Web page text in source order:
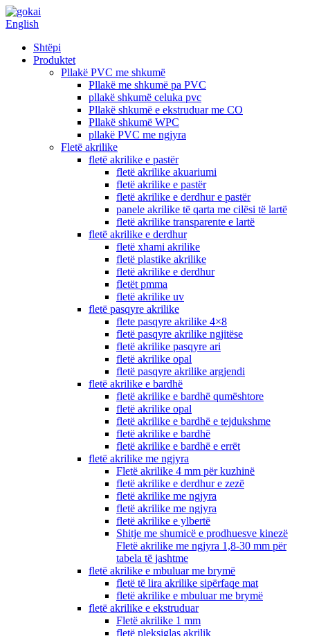
English
Shtëpi
Produktet
Pllakë PVC me shkumë
Pllakë me shkumë pa PVC
pllakë shkumë celuka pvc
Pllakë shkumë e ekstruduar me CO
Pllakë shkumë WPC
pllakë PVC me ngjyra
Fletë akrilike
fletë akrilike e pastër
fletë akrilike akuariumi
fletë akrilike e pastër
fletë akrilike e derdhur e pastër
panele akrilike të qarta me cilësi të lartë
fletë akrilike transparente e lartë
fletë akrilike e derdhur
fletë xhami akrilike
fletë plastike akrilike
fletë akrilike e derdhur
fletët pmma
fletë akrilike uv
fletë pasqyre akrilike
flete pasqyre akrilike 4×8
fletë pasqyre akrilike ngjitëse
fletë akrilike pasqyre ari
fletë akrilike opal
fletë pasqyre akrilike argjendi
fletë akrilike e bardhë
fletë akrilike e bardhë qumështore
fletë akrilike opal
fletë akrilike e bardhë e tejdukshme
fletë akrilike e bardhë
fletë akrilike e bardhë e errët
fletë akrilike me ngjyra
Fletë akrilike 4 mm për kuzhinë
fletë akrilike e derdhur e zezë
fletë akrilike me ngjyra
fletë akrilike me ngjyra
fletë akrilike e ylbertë
Shitje me shumicë e prodhuesve kinezë
Fletë akrilike me ngjyra 1,8-30 mm për
tabela të jashtme
fletë akrilike e mbuluar me brymë
fletë të lira akrilike sipërfaqe mat
fletë akrilike e mbuluar me brymë
fletë akrilike e ekstruduar
Fletë akrilike 1 mm
fletë pleksiglas akrilik